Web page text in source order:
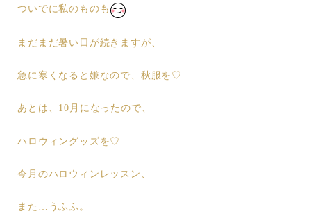
ついでに私のものも
まだまだ暑い日が続きますが、
急に寒くなると嫌なので、秋服を♡
あとは、10月になったので、
ハロウィングッズを♡
今月のハロウィンレッスン、
また…うふふ。